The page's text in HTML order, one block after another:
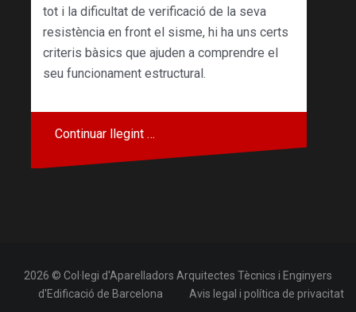
tot i la dificultat de verificació de la seva
resistència en front el sisme, hi ha uns certs
criteris bàsics que ajuden a comprendre el
seu funcionament estructural.
Continuar llegint …
2026 © Col·legi d'Aparelladors Arquitectes Tècnics i Enginyers
d'Edificació de Barcelona
Avis legal i política de privacitat